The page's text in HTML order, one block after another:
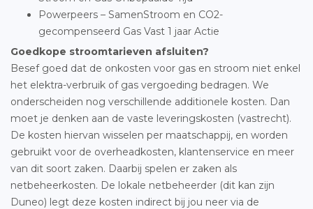
Powerpeers – SamenStroom en CO2-
gecompenseerd Gas Vast 1 jaar Actie
Goedkope stroomtarieven afsluiten?
Besef goed dat de onkosten voor gas en stroom niet enkel
het elektra-verbruik of gas vergoeding bedragen. We
onderscheiden nog verschillende additionele kosten. Dan
moet je denken aan de vaste leveringskosten (vastrecht).
De kosten hiervan wisselen per maatschappij, en worden
gebruikt voor de overheadkosten, klantenservice en meer
van dit soort zaken. Daarbij spelen er zaken als
netbeheerkosten. De lokale netbeheerder (dit kan zijn
Duneo) legt deze kosten indirect bij jou neer via de